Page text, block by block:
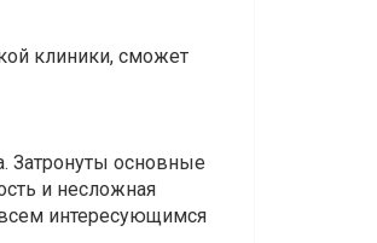
клиники, сможет
Затронуты основные
и несложная
интересующимся